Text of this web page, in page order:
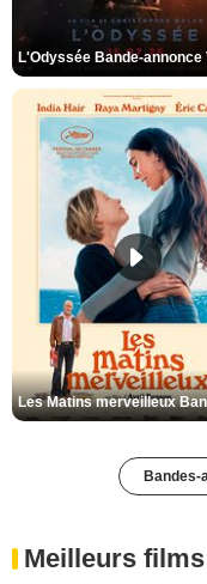
Bandes-
Meilleurs